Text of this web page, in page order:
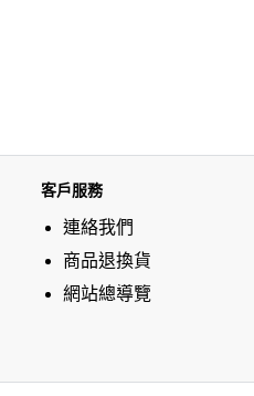
客戶服務
連絡我們
商品退換貨
網站總導覽